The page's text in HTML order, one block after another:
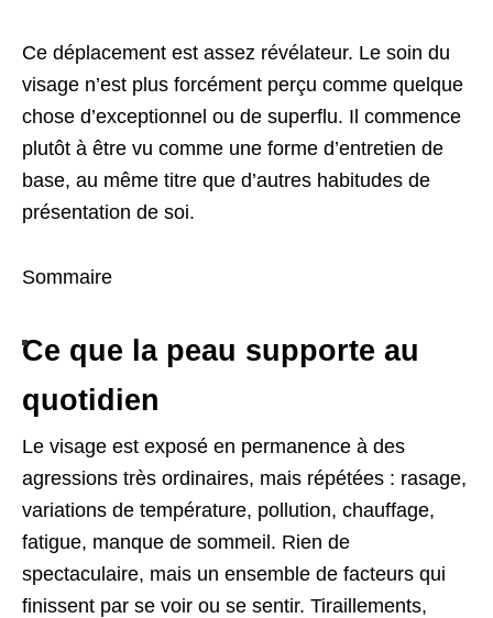
Ce déplacement est assez révélateur. Le soin du
visage n’est plus forcément perçu comme quelque
chose d’exceptionnel ou de superflu. Il commence
plutôt à être vu comme une forme d’entretien de
base, au même titre que d’autres habitudes de
présentation de soi.
Sommaire
Ce que la peau supporte au
quotidien
Le visage est exposé en permanence à des
agressions très ordinaires, mais répétées : rasage,
variations de température, pollution, chauffage,
fatigue, manque de sommeil. Rien de
spectaculaire, mais un ensemble de facteurs qui
finissent par se voir ou se sentir. Tiraillements,